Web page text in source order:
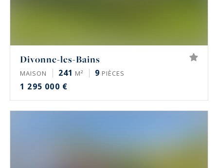
Divonne-les-Bains
MAISON 241 M² 9 PIÈCES
1 295 000 €